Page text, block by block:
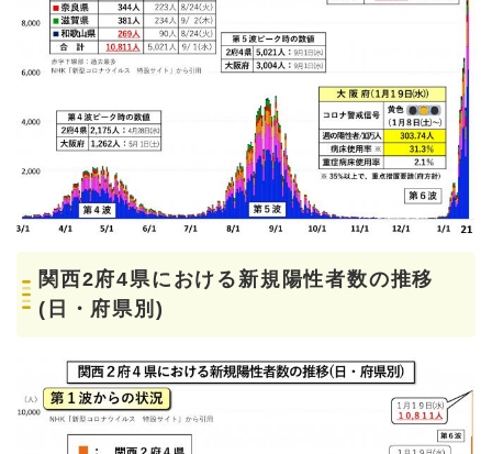
関西2府4県における新規陽性者数の推移
(日・府県別)